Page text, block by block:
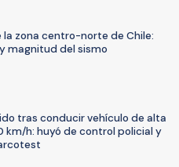
la zona centro-norte de Chile:
magnitud del sismo
tras conducir vehículo de alta
km/h: huyó de control policial y